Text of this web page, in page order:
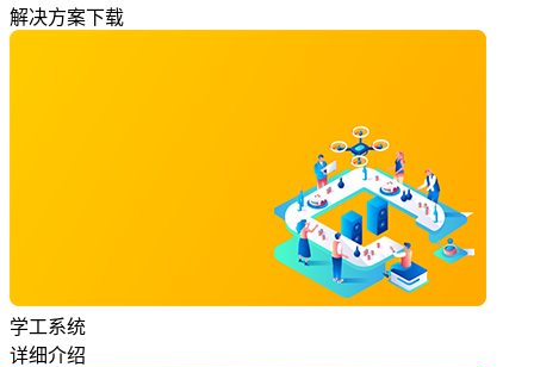
解决方案下载
学工系统
详细介绍